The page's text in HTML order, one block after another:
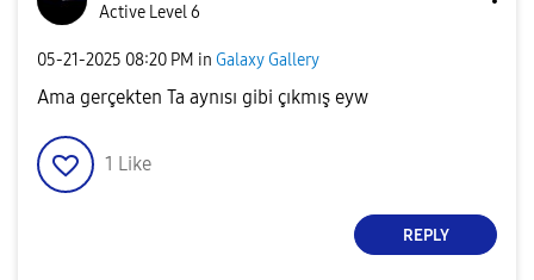
Active Level 6
‎05-21-2025 08:20 PM in Galaxy Gallery
Ama gerçekten Ta aynısı gibi çıkmış eyw
1 Like
REPLY